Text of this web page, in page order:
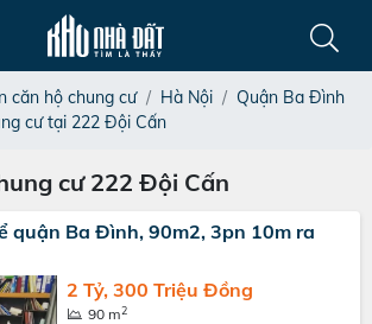
căn hộ chung cư Hà Nội
Quận Ba Đình
cư tại 222 Đội Cấn
cư 222 Đội Cấn
quận Ba Đình, 90m2, 3pn 10m ra
2 Tỷ, 300 Triệu Đồng
90 m2